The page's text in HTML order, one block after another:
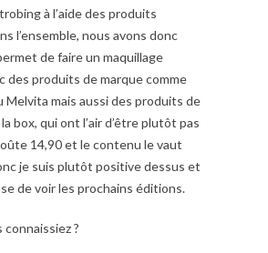
à l’aide des produits
l’ensemble, nous avons donc
de faire un maquillage
des produits de marque comme
Melvita mais aussi des produits de
box, qui ont l’air d’être plutôt pas
14,90 et le contenu le vaut
je suis plutôt positive dessus et
de voir les prochains éditions.
connaissiez ?